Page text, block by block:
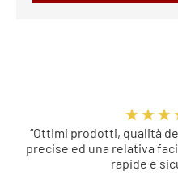
“Ottimi prodotti, qualità
precise ed una relativa
rapide e